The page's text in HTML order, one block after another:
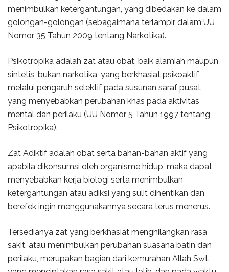
menimbulkan ketergantungan, yang dibedakan ke dalam
golongan-golongan (sebagaimana terlampir dalam UU
Nomor 35 Tahun 2009 tentang Narkotika).
Psikotropika adalah zat atau obat, baik alamiah maupun
sintetis, bukan narkotika, yang berkhasiat psikoaktif
melalui pengaruh selektif pada susunan saraf pusat
yang menyebabkan perubahan khas pada aktivitas
mental dan perilaku (UU Nomor 5 Tahun 1997 tentang
Psikotropika).
Zat Adiktif adalah obat serta bahan-bahan aktif yang
apabila dikonsumsi oleh organisme hidup, maka dapat
menyebabkan kerja biologi serta menimbulkan
ketergantungan atau adiksi yang sulit dihentikan dan
berefek ingin menggunakannya secara terus menerus.
Tersedianya zat yang berkhasiat menghilangkan rasa
sakit, atau menimbulkan perubahan suasana batin dan
perilaku, merupakan bagian dari kemurahan Allah Swt.